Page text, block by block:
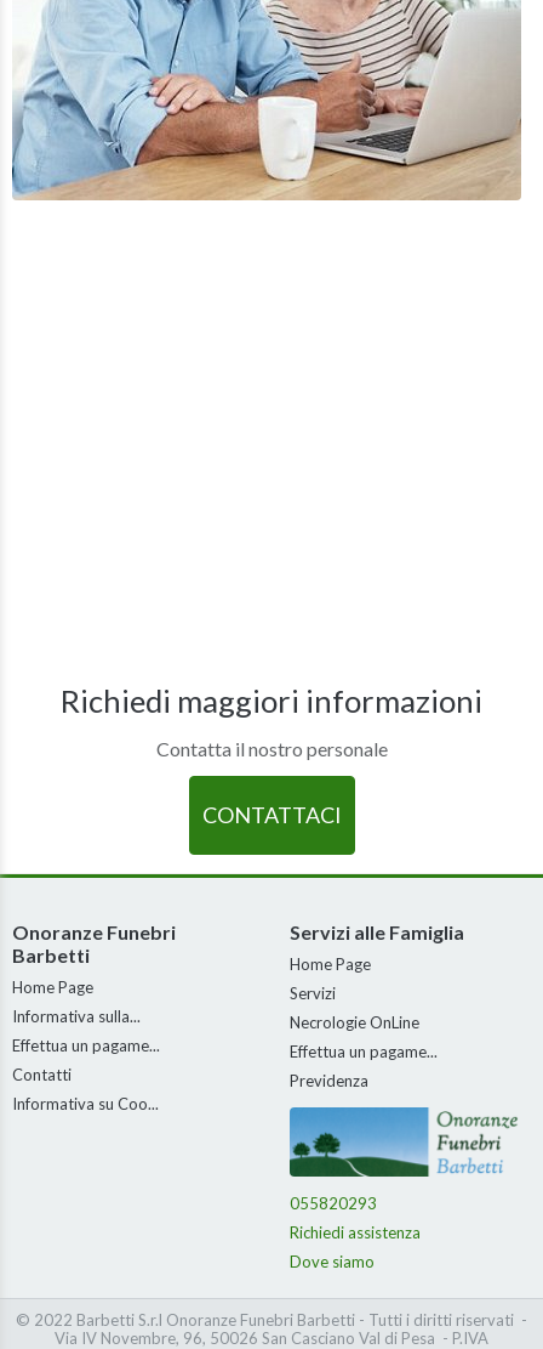
Richiedi maggiori informazioni
Contatta il nostro personale
CONTATTACI
Onoranze Funebri
Barbetti
Home Page
Informativa sulla...
Effettua un pagame...
Contatti
Informativa su Coo...
Servizi alle Famiglia
Home Page
Servizi
Necrologie OnLine
Effettua un pagame...
Previdenza
055820293
Richiedi assistenza
Dove siamo
© 2022 Barbetti S.r.l Onoranze Funebri Barbetti - Tutti i diritti riservati -
Via IV Novembre, 96, 50026 San Casciano Val di Pesa - P.IVA